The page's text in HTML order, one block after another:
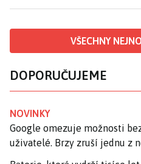
VŠECHNY
DOPORUČUJEME
NOVINKY
Google omezuje možnosti
uživatelé. Brzy zruší jednu z